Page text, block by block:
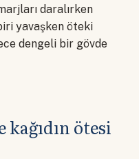
daralırken
yavaşken öteki
dengeli bir gövde
ötesi